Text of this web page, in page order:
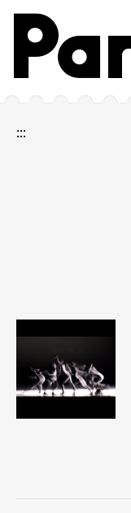
跳到主要內容區塊
網站導覽
:::